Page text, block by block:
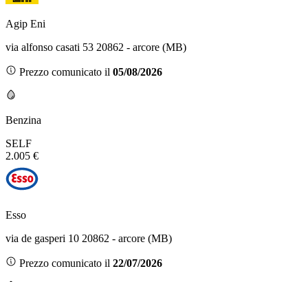
Agip Eni
via alfonso casati 53 20862 - arcore (MB)
Prezzo comunicato il 05/08/2026
Benzina
SELF
2.005 €
Esso
via de gasperi 10 20862 - arcore (MB)
Prezzo comunicato il 22/07/2026